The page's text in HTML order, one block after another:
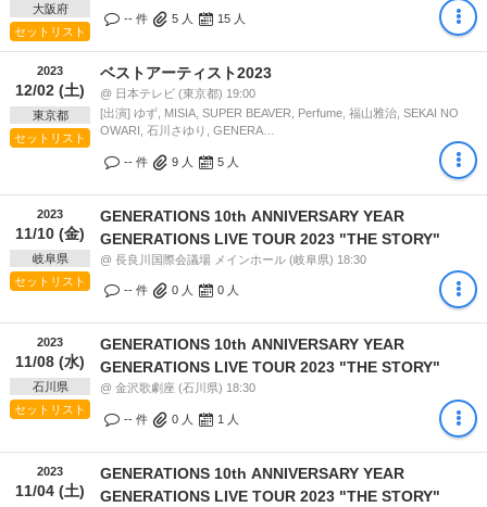
大阪府
セットリスト
-- 件 5 人 15 人
2023
12/02 (土)
東京都
セットリスト
ベストアーティスト2023
@ 日本テレビ (東京都) 19:00
[出演] ゆず, MISIA, SUPER BEAVER, Perfume, 福山雅治, SEKAI NO
OWARI, 石川さゆり, GENERA…
-- 件 9 人 5 人
2023
11/10 (金)
岐阜県
セットリスト
GENERATIONS 10th ANNIVERSARY YEAR
GENERATIONS LIVE TOUR 2023 "THE STORY"
@ 長良川国際会議場 メインホール (岐阜県) 18:30
-- 件 0 人 0 人
2023
11/08 (水)
石川県
セットリスト
GENERATIONS 10th ANNIVERSARY YEAR
GENERATIONS LIVE TOUR 2023 "THE STORY"
@ 金沢歌劇座 (石川県) 18:30
-- 件 0 人 1 人
2023
11/04 (土)
GENERATIONS 10th ANNIVERSARY YEAR
GENERATIONS LIVE TOUR 2023 "THE STORY"